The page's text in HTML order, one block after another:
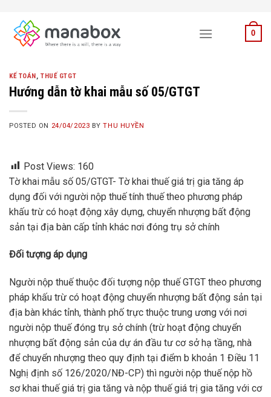
content
0
KẾ TOÁN,THUẾ GTGT
Hướng dẫn tờ khai mẫu số 05/GTGT
POSTED ON 24/04/2023 BYTHU HUYỀN
Post Views: 160
Tờ khai mẫu số 05/GTGT- Tờ khai thuế giá trị gia tăng áp
dụng đối với người nộp thuế tính thuế theo phương pháp
khấu trừ có hoạt động xây dựng, chuyển nhượng bất động
sản tại địa bàn cấp tỉnh khác nơi đóng trụ sở chính
Đối tượng áp dụng
Người nộp thuế thuộc đối tượng nộp thuế GTGT theo phương
pháp khấu trừ có hoạt động chuyển nhượng bất động sản tại
địa bàn khác tỉnh, thành phố trực thuộc trung ương với nơi
người nộp thuế đóng trụ sở chính (trừ hoạt động chuyển
nhượng bất động sản của dự án đầu tư cơ sở hạ tầng, nhà
để chuyển nhượng theo quy định tại điểm b khoản 1 Điều 11
Nghị định số 126/2020/NĐ-CP) thì người nộp thuế nộp hồ
sơ khai thuế giá trị gia tăng và nộp thuế giá trị gia tăng với cơ